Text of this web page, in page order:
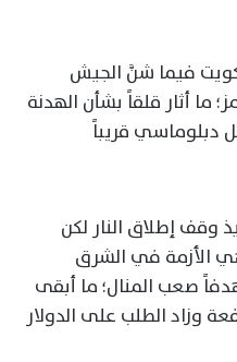
فيما شنَّ الجيش
ما أثار قلقاً بشأن الهدنة
دبلوماسي قريباً
وقف إطلاق النار لكن
الأزمة في الشرق
صعب المنال؛ ما أبقى
وزاد الطلب على الدولار